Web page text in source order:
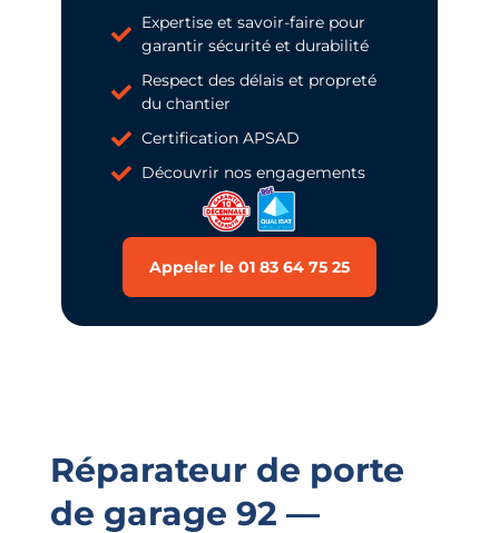
Expertise et savoir-faire pour
garantir sécurité et durabilité
Respect des délais et propreté
du chantier
Certification APSAD
Découvrir nos engagements
Appeler le 01 83 64 75 25
Réparateur de porte
de garage 92 —